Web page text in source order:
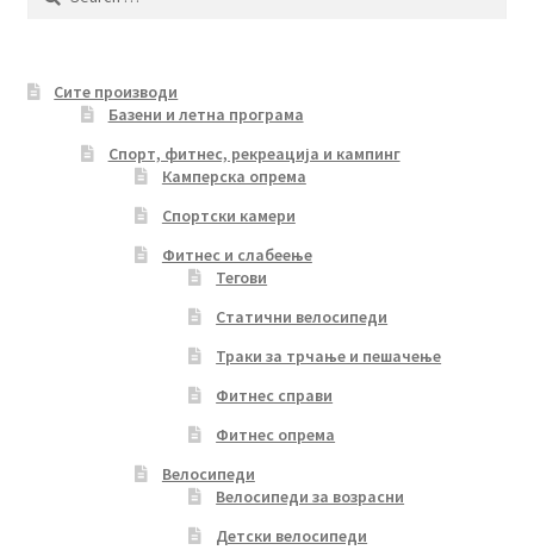
Сите производи
Базени и летна програма
Спорт, фитнес, рекреација и кампинг
Камперска опрема
Спортски камери
Фитнес и слабеење
Тегови
Статични велосипеди
Траки за трчање и пешачење
Фитнес справи
Фитнес опрема
Велосипеди
Велосипеди за возрасни
Детски велосипеди